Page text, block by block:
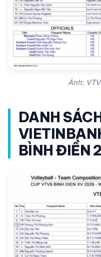
Ảnh:
DANH
BÌNH ĐIỀN